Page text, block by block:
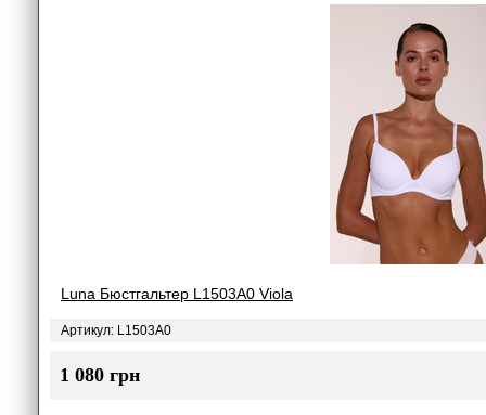
Luna Бюстгальтер L1503A0 Viola
Артикул: L1503A0
1 080 грн